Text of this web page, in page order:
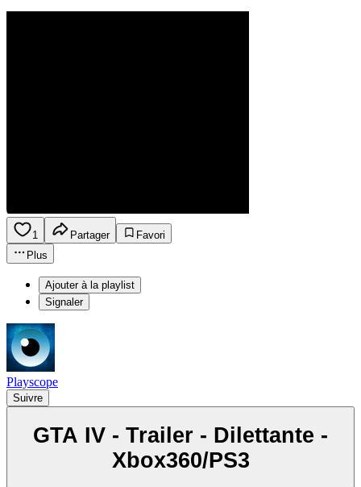
1 Partager
Favori
Plus
Ajouter à la playlist
Signaler
Playscope
Suivre
GTA IV - Trailer - Dilettante -
Xbox360/PS3